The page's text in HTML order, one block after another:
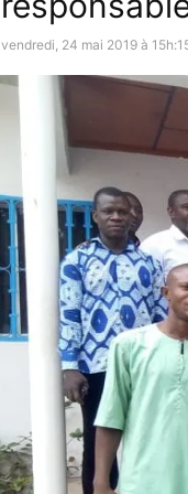
vendredi, 24 mai 2019 à